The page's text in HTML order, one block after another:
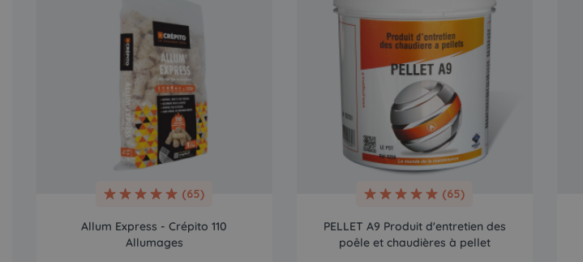
(65)
Allum Express - Crépito 110
Allumages
(65)
PELLET A9 Produit d'entretien des
poêle et chaudières à pellet